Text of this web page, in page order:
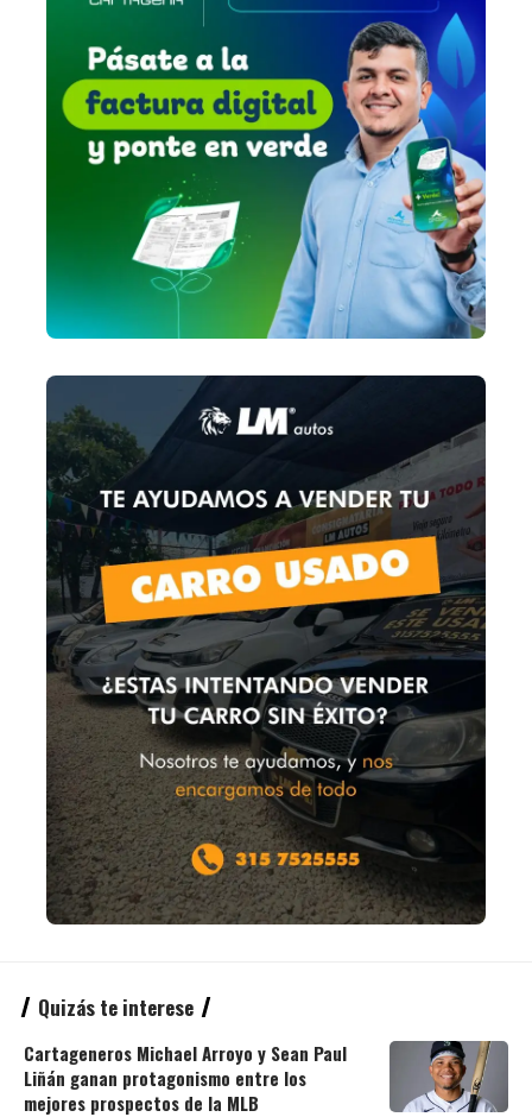
Quizás te interese
Cartageneros Michael Arroyo y Sean Paul
Liñán ganan protagonismo entre los
mejores prospectos de la MLB